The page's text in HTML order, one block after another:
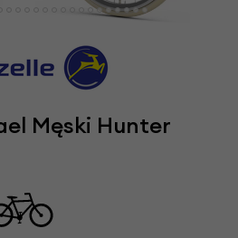
Męski Hunter